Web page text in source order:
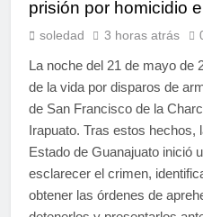
prisión por homicidio
soledad 3 horas atrás
La noche del 21 de mayo de
de la vida por disparos de
de San Francisco de la
Irapuato. Tras estos hechos,
Estado de Guanajuato inició
esclarecer el crimen,
obtener las órdenes de